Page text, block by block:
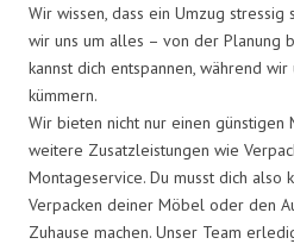
Wir wissen, dass ein Umzug stressig
wir uns um alles – von der Planung
kannst dich entspannen, während
kümmern.
Wir bieten nicht nur einen günstigen
weitere Zusatzleistungen wie
Montageservice. Du musst dich also
Verpacken deiner Möbel oder den
Zuhause machen. Unser Team